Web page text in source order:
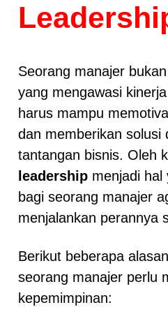
Seorang manajer
yang mengawasi
harus mampu
dan memberikan solusi
tantangan bisnis. Oleh
leadershipmenjadi hal
bagi seorang manajer
menjalankan perannya
Berikut beberapa
seorang manajer perlu
kepemimpinan: